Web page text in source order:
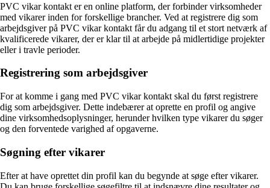
PVC vikar kontakt er en online platform, der forbinder virksomheder
med vikarer inden for forskellige brancher. Ved at registrere dig som
arbejdsgiver på PVC vikar kontakt får du adgang til et stort netværk af
kvalificerede vikarer, der er klar til at arbejde på midlertidige projekter
eller i travle perioder.
Registrering som arbejdsgiver
For at komme i gang med PVC vikar kontakt skal du først registrere
dig som arbejdsgiver. Dette indebærer at oprette en profil og angive
dine virksomhedsoplysninger, herunder hvilken type vikarer du søger
og den forventede varighed af opgaverne.
Søgning efter vikarer
Efter at have oprettet din profil kan du begynde at søge efter vikarer.